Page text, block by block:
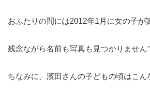
おふたりの間には2012年1月に女の子が
残念ながら名前も写真も見つかりません
ちなみに、濱田さんの子どもの頃はこん